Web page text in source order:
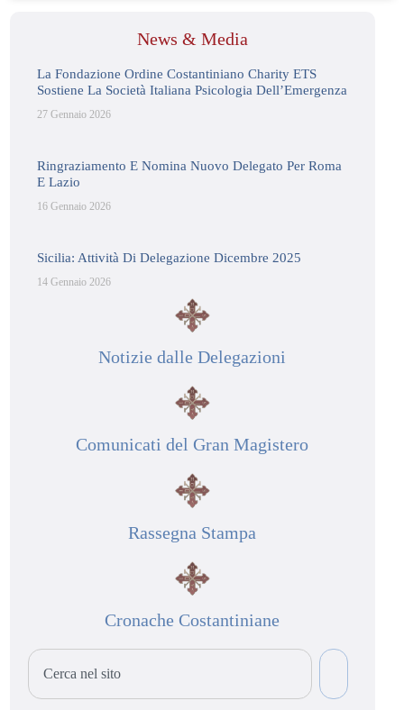
News & Media
La Fondazione Ordine Costantiniano Charity ETS
Sostiene La Società Italiana Psicologia Dell’Emergenza
27 Gennaio 2026
Ringraziamento E Nomina Nuovo Delegato Per Roma
E Lazio
16 Gennaio 2026
Sicilia: Attività Di Delegazione Dicembre 2025
14 Gennaio 2026
Notizie dalle Delegazioni
Comunicati del Gran Magistero
Rassegna Stampa
Cronache Costantiniane